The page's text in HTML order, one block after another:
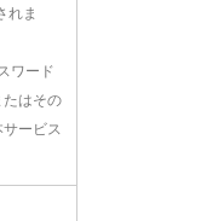
れま
ワード
たはその
ービス